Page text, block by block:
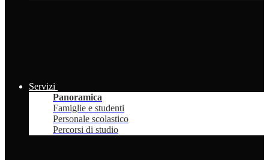
Servizi
Panoramica
Famiglie e studenti
Personale scolastico
Percorsi di studio